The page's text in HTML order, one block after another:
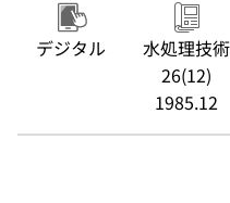
デジタル
水処理技術
26(12)
1985.12